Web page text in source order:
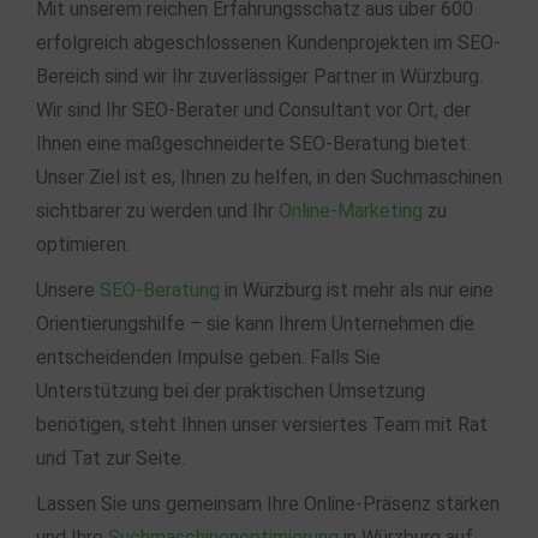
Mit unserem reichen Erfahrungsschatz aus über 600
erfolgreich abgeschlossenen Kundenprojekten im SEO-
Bereich sind wir Ihr zuverlässiger Partner in Würzburg.
Wir sind Ihr SEO-Berater und Consultant vor Ort, der
Ihnen eine maßgeschneiderte SEO-Beratung bietet.
Unser Ziel ist es, Ihnen zu helfen, in den Suchmaschinen
sichtbarer zu werden und Ihr Online-Marketing zu
optimieren.
Unsere SEO-Beratung in Würzburg ist mehr als nur eine
Orientierungshilfe – sie kann Ihrem Unternehmen die
entscheidenden Impulse geben. Falls Sie
Unterstützung bei der praktischen Umsetzung
benötigen, steht Ihnen unser versiertes Team mit Rat
und Tat zur Seite.
Lassen Sie uns gemeinsam Ihre Online-Präsenz stärken